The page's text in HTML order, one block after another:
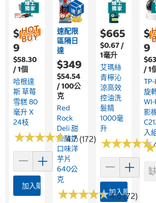
$1,68
9
$58.30
/ 1個
哈根達
斯 草莓
雪糕 80
毫升 X
24枝
★★★★★
★★★★★4.7 (172)
加入購物車
速配限
區隔日
達
$349
$54.54
/ 100公
克
Red
Rock
Deli 甜
辣酸奶
口味洋
芋片
640公
克
★★★★★
★★★★★4.6 (72)
$665
$0.67 /
1毫升
艾瑪絲
青檸沁
涼高效
控油洗
髮精
1000毫
升
★★★★★
★★★★★
加入購物車
9
/ 1
旋
WI-
影
入
★
★